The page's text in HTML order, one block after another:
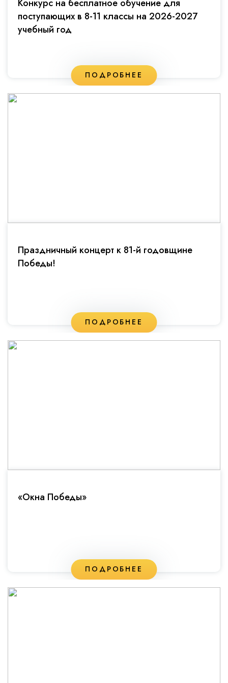
Конкурс на бесплатное обучение для
поступающих в 8-11 классы на 2026-2027
учебный год
ПОДРОБНЕЕ
Праздничный концерт к 81-й годовщине
Победы!
ПОДРОБНЕЕ
«Окна Победы»
ПОДРОБНЕЕ